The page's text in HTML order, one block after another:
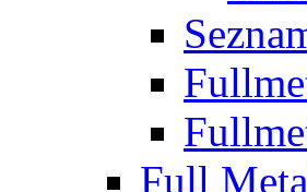
Full